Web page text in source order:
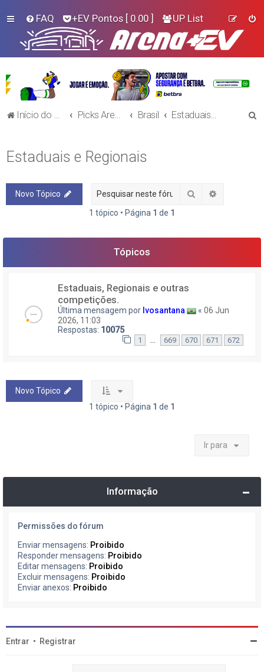
FAQ +EV Pontos [ 0.00 ] UP List
Início do Fórum! Brasil
Estaduais e Regionais
Novo Tópico Pesquisar
1 tópico • Página 1 de 1
Tópicos
Estaduais, Regionais e outras
competições.
Última mensagem por Ivosantana « 06 Jun
2026, 11:03
Respostas: 10075
1 669 670 671 672
Novo Tópico
1 tópico • Página 1 de 1
Ir para
Informação
Permissões do fórum
Enviar mensagens: Proibido
Responder mensagens: Proibido
Editar mensagens: Proibido
Excluir mensagens: Proibido
Enviar anexos: Proibido
Entrar • Registrar